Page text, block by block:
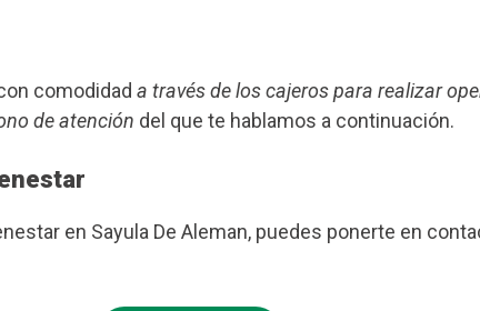
comodidad a través de los cajeros para realizar
de atención del que te hablamos a continuación.
en Sayula De Aleman, puedes ponerte en